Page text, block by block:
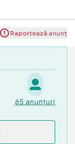
Raportează anunț
65 anunțuri